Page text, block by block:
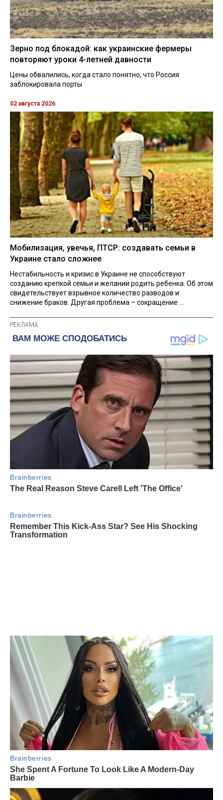
Зерно под блокадой: как украинские фермеры
повторяют уроки 4-летней давности
Цены обвалились, когда стало понятно, что Россия
заблокировала порты
02 августа 2026
Мобилизация, увечья, ПТСР: создавать семьи в
Украине стало сложнее
Нестабильность и кризис в Украине не способствуют
созданию крепкой семьи и желании родить ребенка. Об этом
свидетельствует взрывное количество разводов и
снижение браков. Другая проблема – сокращение ...